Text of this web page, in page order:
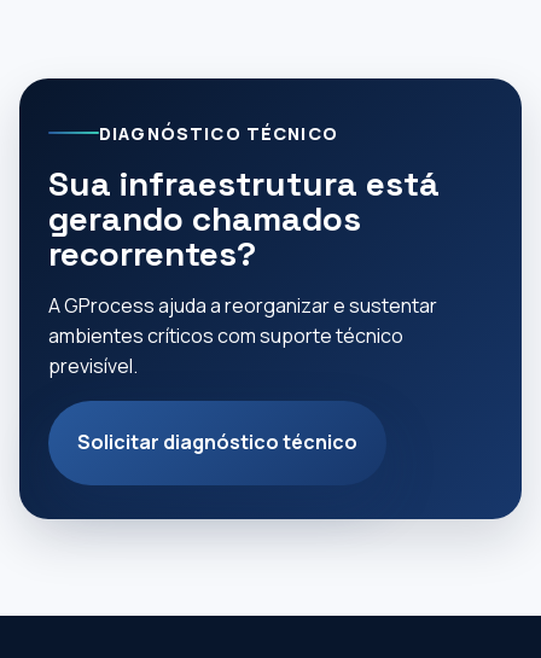
DIAGNÓSTICO TÉCNICO
Sua infraestrutura está
gerando chamados
recorrentes?
A GProcess ajuda a reorganizar e sustentar
ambientes críticos com suporte técnico
previsível.
Solicitar diagnóstico técnico